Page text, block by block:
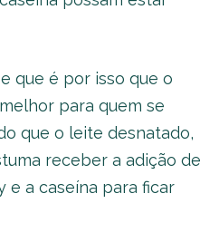
que é por isso que o
para quem se
que o leite desnatado,
receber a adição de
e a caseína para ficar